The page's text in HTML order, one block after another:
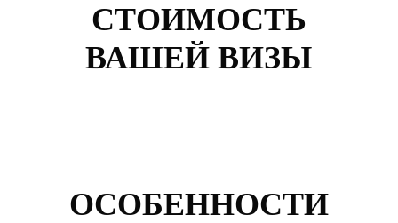
СТОИМОСТЬ
ВАШЕЙ ВИЗЫ
ОСОБЕННОСТИ